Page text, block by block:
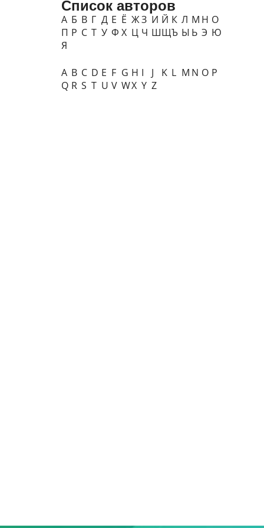
Список авторов
А Б В Г Д Е Ё ЖЗ И Й К Л М Н О
П Р С Т У Ф Х Ц Ч ШЩЪ Ы Ь Э Ю
Я
A B C D E F G H I J K L M N O P
Q R S T U V WX Y Z